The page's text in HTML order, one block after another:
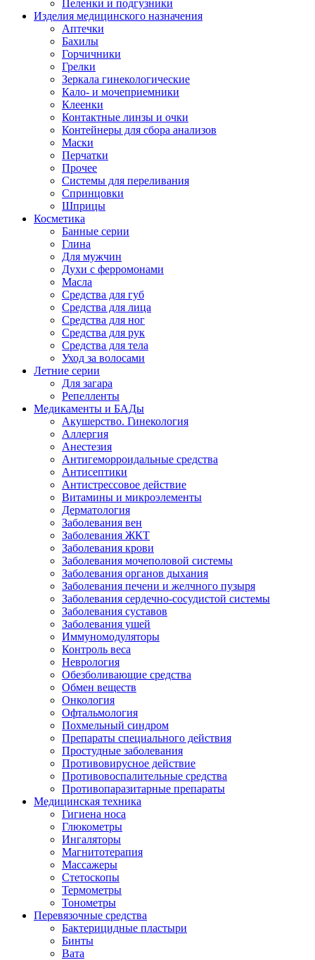
Пеленки и подгузники
Изделия медицинского назначения
Аптечки
Бахилы
Горчичники
Грелки
Зеркала гинекологические
Кало- и мочеприемники
Клеенки
Контактные линзы и очки
Контейнеры для сбора анализов
Маски
Перчатки
Прочее
Системы для переливания
Спринцовки
Шприцы
Косметика
Банные серии
Глина
Для мужчин
Духи с ферромонами
Масла
Средства для губ
Средства для лица
Средства для ног
Средства для рук
Средства для тела
Уход за волосами
Летние серии
Для загара
Репелленты
Медикаменты и БАДы
Акушерство. Гинекология
Аллергия
Анестезия
Антигеморроидальные средства
Антисептики
Антистрессовое действие
Витамины и микроэлементы
Дерматология
Заболевания вен
Заболевания ЖКТ
Заболевания крови
Заболевания мочеполовой системы
Заболевания органов дыхания
Заболевания печени и желчного пузыря
Заболевания сердечно-сосудистой системы
Заболевания суставов
Заболевания ушей
Иммуномодуляторы
Контроль веса
Неврология
Обезболивающие средства
Обмен веществ
Онкология
Офтальмология
Похмельный синдром
Препараты специального действия
Простудные заболевания
Противовирусное действие
Противовоспалительные средства
Противопаразитарные препараты
Медицинская техника
Гигиена носа
Глюкометры
Ингаляторы
Магнитотерапия
Массажеры
Стетоскопы
Термометры
Тонометры
Перевязочные средства
Бактерицидные пластыри
Бинты
Вата